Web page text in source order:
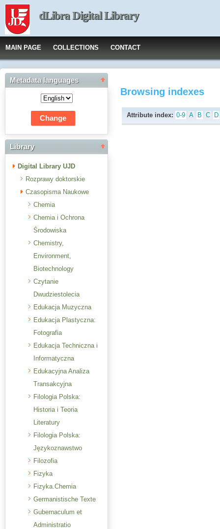
dLibra Digital Library
MAIN PAGE COLLECTIONS CONTACT
Metadata languages
Library
Digital Library UJD
Rozprawy doktorskie
Czasopisma Naukowe
Chemia
Chemia i Ochrona
Środowiska
Chemistry,
Environment,
Biotechnology
Czytanie
Dwudziestolecia
Edukacja Muzyczna
Edukacja Plastyczna:
Fotografia
Edukacja Techniczna i
Informatyczna
Edukacyjna Analiza
Transakcyjna
Filologia Polska:
Historia i Teoria
Literatury
Filologia Polska:
Językoznawstwo
Filozofia
Fizyka
Fizyka.Chemia
Germanistische Texte
Gubernaculum et
Administratio
Browsing indexes
Attribute index: 0-9 A B C D